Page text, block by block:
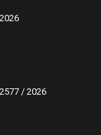
/ 2026